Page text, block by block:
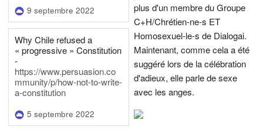
9 septembre 2022
Why Chile refused a
« progressive » Constitution
-
https://www.persuasion.co
mmunity/p/how-not-to-write-
a-constitution
5 septembre 2022
plus d'un membre du Groupe
C+H/Chrétien-ne-s ET
Homosexuel-le-s de Dialogai.
Maintenant, comme cela a été
suggéré lors de la célébration
d'adieux, elle parle de sexe
avec les anges.